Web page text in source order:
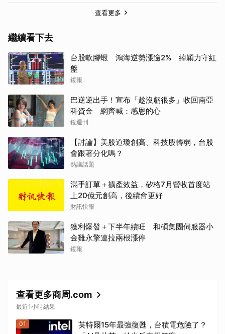
查看更多
繼續看下去
台股軟腳蝦 鴻海逆勢漲逾2% 緯穎力守紅
盤
鏡報
巴逆逆出手！宣布「趁沒虧很多」收回南亞
科資金 網齊喊：感恩的心
鏡週刊
【討論】美股道瓊創高、科技股轉弱，台股
會跟著分化嗎？
熱議話題
滿手訂單＋擴產效益，矽格7月營收首度站
上20億元創高，後續會更好
財訊快報
獲利爆發＋下半年續旺 和碩集團伺服器小
金雞永擎連拉兩根漲停
鏡報
查看更多商周.com
最近1小時結果
01
英特爾15年最強復甦，台積電危險了？